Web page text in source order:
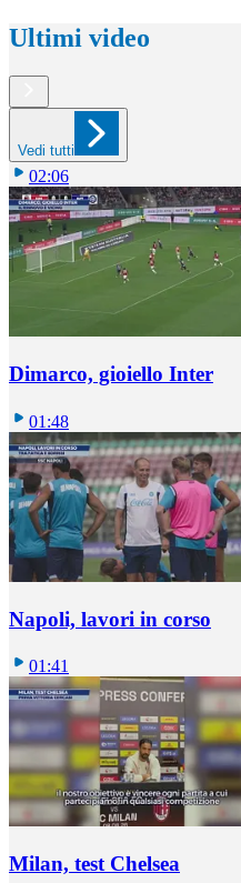
Ultimi video
Vedi tutti
02:06
Dimarco, gioiello Inter
01:48
Napoli, lavori in corso
01:41
Milan, test Chelsea